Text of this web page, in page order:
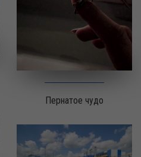
Пернатое чудо